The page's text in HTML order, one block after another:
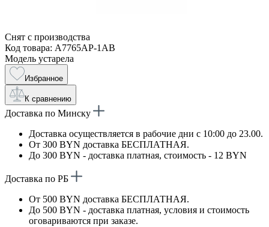
Снят с производства
Код товара: A7765AP-1AB
Модель устарела
Избранное
К сравнению
Доставка по Минску
Доставка осуществляется в рабочие дни с 10:00 до 23.00.
От 300 BYN доставка БЕСПЛАТНАЯ.
До 300 BYN - доставка платная, стоимость - 12 BYN
Доставка по РБ
От 500 BYN доставка БЕСПЛАТНАЯ.
До 500 BYN - доставка платная, условия и стоимость
оговариваются при заказе.